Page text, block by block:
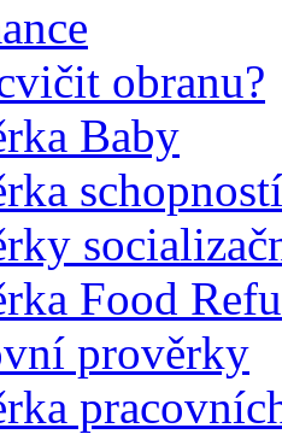
obranu?
Baby
Food
prověrky